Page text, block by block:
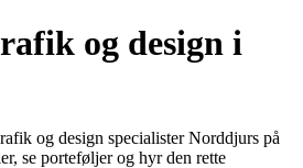
og design i
og design specialister Norddjurs på
se porteføljer og hyr den rette